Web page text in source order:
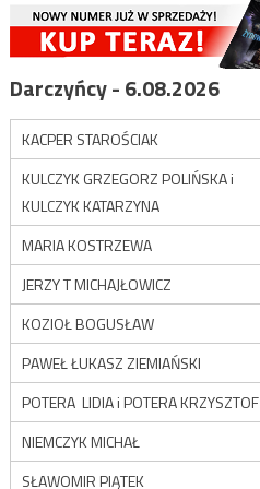
Darczyńcy - 6.08.2026
KACPER STAROŚCIAK
KULCZYK GRZEGORZ POLIŃSKA i
KULCZYK KATARZYNA
MARIA KOSTRZEWA
JERZY T MICHAJŁOWICZ
KOZIOŁ BOGUSŁAW
PAWEŁ ŁUKASZ ZIEMIAŃSKI
POTERA LIDIA i POTERA KRZYSZTOF
NIEMCZYK MICHAŁ
SŁAWOMIR PIĄTEK